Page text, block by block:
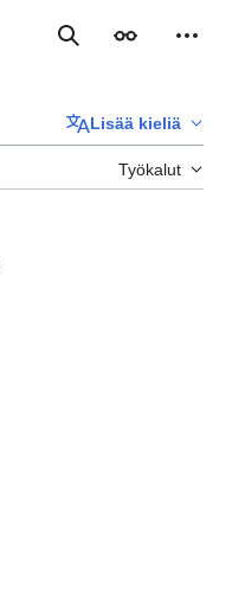
Haku Ulkoasu
Lisää kieliä
Työkalut